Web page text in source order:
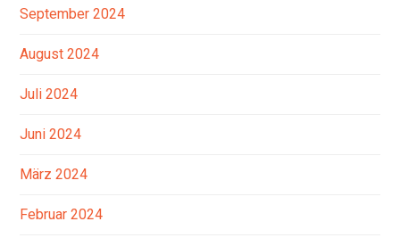
September 2024
August 2024
Juli 2024
Juni 2024
März 2024
Februar 2024